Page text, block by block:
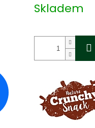
cena:
Skladem